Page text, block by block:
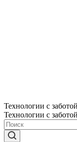
Технологии с
Технологии с